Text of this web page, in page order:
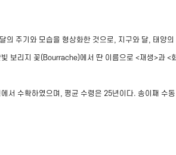
주기와 모습을 형상화한 것으로, 지구와 달, 태양
보리지 꽃(Bourrache)에서 딴 이름으로 <재생>과 <
서 수확하였으며, 평균 수령은 25년이다. 송이째 수